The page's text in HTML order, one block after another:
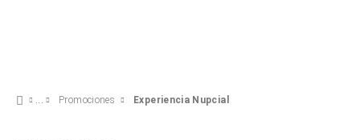
Promociones Experiencia Nupcial